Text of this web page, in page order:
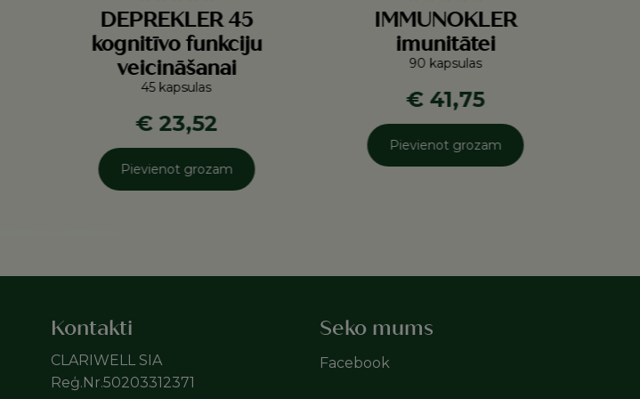
DEPREKLER 45
kognitīvo funkciju
veicināšanai
45 kapsulas
€ 23,52
Pievienot grozam
IMMUNOKLER
imunitātei
90 kapsulas
€ 41,75
Pievienot grozam
Kontakti
CLARIWELL SIA
Reģ.Nr.50203312371
Seko mums
Facebook